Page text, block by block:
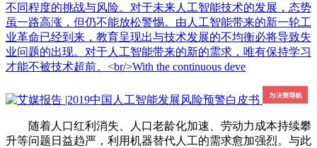
不同程度的挑战与风险。对于未来人工智能技术的发展，态势
虽一路高涨，但仍不能放松警惕。由人工智能带来的新一轮工
业革命已经到来，教育呈现出与技术发展的不均衡必将导致失
业问题的出现。对于人工智能带来的新的需求，唯有保持学习
才能不被技术超前。<br/>With the continuous deve
随着人口红利消失、人口老龄化加速、劳动力成本持续攀
升等问题日益趋严，利用机器替代人工的需求愈加强烈。与此